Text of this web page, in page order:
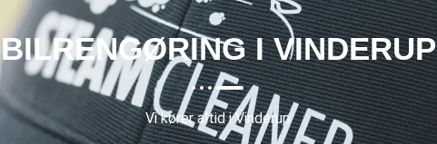
BILRENGØRING I VINDERUP
Vi kører altid i Vinderup